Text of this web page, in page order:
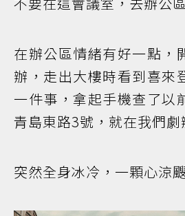
在辦公區情緒有好一點，
辦，走出大樓時看到喜來
一件事，拿起手機查了以
青島東路3號，就在我們
突然全身冰冷，一顆心涼